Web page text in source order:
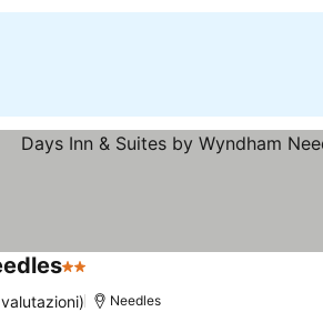
2 Stelle
Needles